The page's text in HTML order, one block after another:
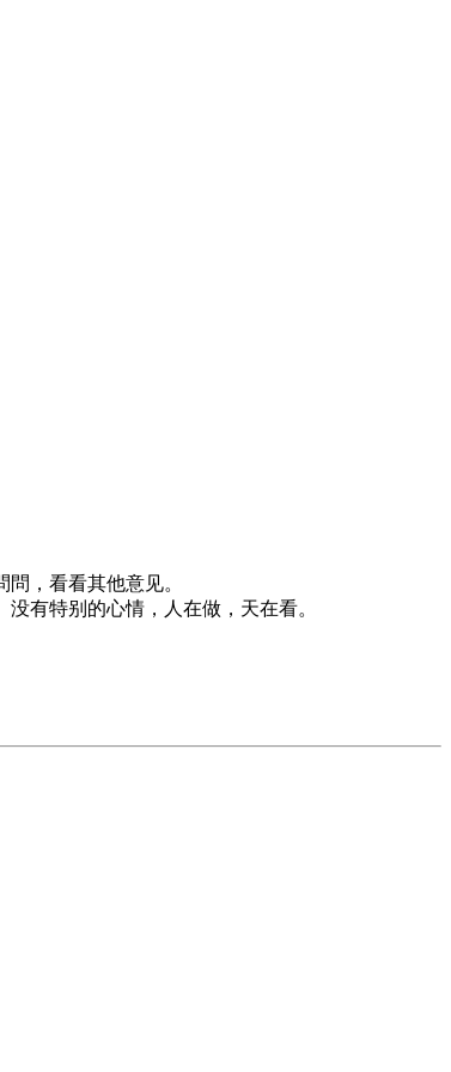
，看看其他意见。
有特别的心情，人在做，天在看。